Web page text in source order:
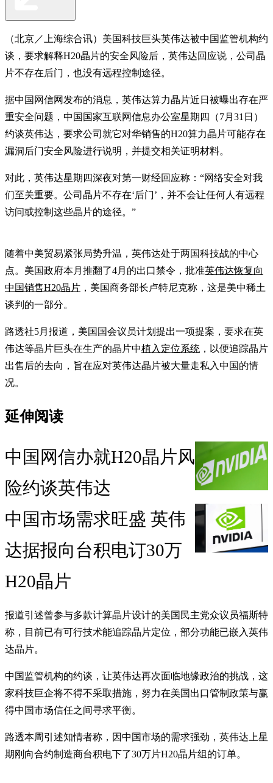
（北京／上海综合讯）美国科技巨头英伟达被中国监管机构约
谈，要求解释H20晶片的安全风险后，英伟达回应说，公司晶
片不存在后门，也没有远程控制途径。
据中国网信网发布的消息，英伟达算力晶片近日被曝出存在严
重安全问题，中国国家互联网信息办公室星期四（7月31日）
约谈英伟达，要求公司就它对华销售的H20算力晶片可能存在
漏洞后门安全风险进行说明，并提交相关证明材料。
对此，英伟达星期四深夜对第一财经回应称：“网络安全对我
们至关重要。公司晶片不存在‘后门’，并不会让任何人有远程
访问或控制这些晶片的途径。”
随着中美贸易紧张局势升温，英伟达处于两国科技战的中心
点。美国政府本月推翻了4月的出口禁令，批准英伟达恢复向
中国销售H20晶片 ，美国商务部长卢特尼克称，这是美中稀土
谈判的一部分。
路透社5月报道，美国国会议员计划提出一项提案，要求在英
伟达等晶片巨头在生产的晶片中植入定位系统 ，以便追踪晶片
出售后的去向，旨在应对英伟达晶片被大量走私入中国的情
况。
延伸阅读
中国网信办就H20晶片风
险约谈英伟达
中国市场需求旺盛 英伟
达据报向台积电订30万
H20晶片
报道引述曾参与多款计算晶片设计的美国民主党众议员福斯特
称，目前已有可行技术能追踪晶片定位，部分功能已嵌入英伟
达晶片。
中国监管机构的约谈，让英伟达再次面临地缘政治的挑战，这
家科技巨企将不得不采取措施，努力在美国出口管制政策与赢
得中国市场信任之间寻求平衡。
路透本周引述知情者称，因中国市场的需求强劲，英伟达上星
期刚向合约制造商台积电下了30万片H20晶片组的订单。